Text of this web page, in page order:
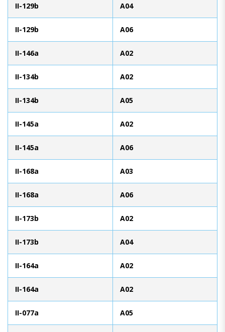
II-129b A04
II-129b A06
II-146a A02
II-134b A02
II-134b A05
II-145a A02
II-145a A06
II-168a A03
II-168a A06
II-173b A02
II-173b A04
II-164a A02
II-164a A02
II-077a A05